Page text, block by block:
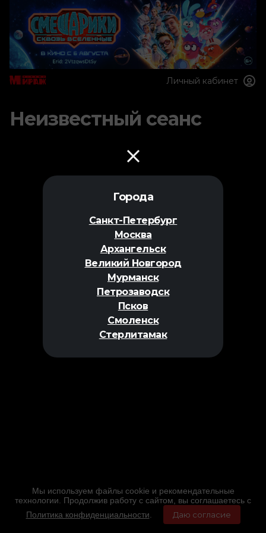
Города
Санкт-Петербург
Москва
Архангельск
Великий Новгород
Мурманск
Петрозаводск
Псков
Смоленск
Стерлитамак
Личный кабинет
Неизвестный сеанс
Мы используем файлы cookie и рекомендательные
технологии. Продолжив работу с сайтом, вы соглашаетесь с
Политика конфиденциальности
Даю согласие